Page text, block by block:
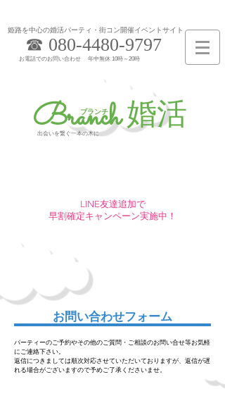
Branch婚活
​ブランチ
姫路を中心の婚活パーティ・街コン開催イベントサイト
​出会いを繋ぐ一本の木に
☎​ 080-4480-9797
お電話でのお問い合わせ 年中無休 10時～20時​
LINE友達追加で
早割確定キャンペーン実施中！
お問い合わせフォーム
​パーティーのご予約やその他のご質問・ご相談のお問い合せ等お気軽
にご連絡下さい。
​返信につきましては順次対応させていただいておりますが、返信が遅
れる場合がございますので予めご了承くださいませ。